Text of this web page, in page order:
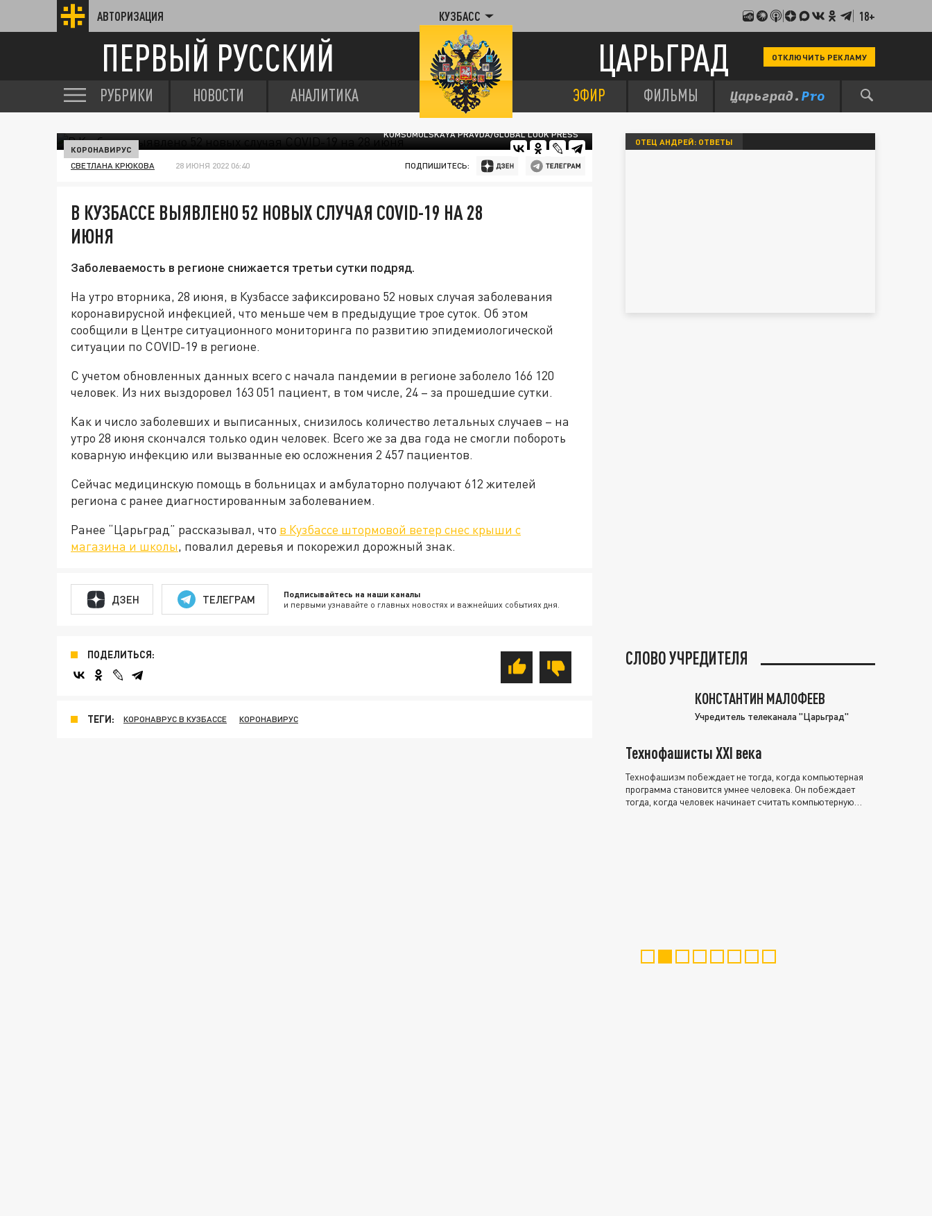
АВТОРИЗАЦИЯ КУЗБАСС 18+
ПЕРВЫЙ РУССКИЙ ЦАРЬГРАД ОТКЛЮЧИТЬ РЕКЛАМУ
РУБРИКИ НОВОСТИ АНАЛИТИКА ЭФИР ФИЛЬМЫ
KOMSOMOLSKAYA PRAVDA/GLOBAL LOOK PRESS
КОРОНАВИРУС
СВЕТЛАНА КРЮКОВА 28 ИЮНЯ 2022 06:40 ПОДПИШИТЕСЬ:
В КУЗБАССЕ ВЫЯВЛЕНО 52 НОВЫХ СЛУЧАЯ COVID-19 НА 28
ИЮНЯ
Заболеваемость в регионе снижается третьи сутки подряд.
На утро вторника, 28 июня, в Кузбассе зафиксировано 52 новых случая заболевания
коронавирусной инфекцией, что меньше чем в предыдущие трое суток. Об этом
сообщили в Центре ситуационного мониторинга по развитию эпидемиологической
ситуации по COVID-19 в регионе.
С учетом обновленных данных всего с начала пандемии в регионе заболело 166 120
человек. Из них выздоровел 163 051 пациент, в том числе, 24 – за прошедшие сутки.
Как и число заболевших и выписанных, снизилось количество летальных случаев – на
утро 28 июня скончался только один человек. Всего же за два года не смогли побороть
коварную инфекцию или вызванные ею осложнения 2 457 пациентов.
Сейчас медицинскую помощь в больницах и амбулаторно получают 612 жителей
региона с ранее диагностированным заболеванием.
Ранее “Царьград” рассказывал, что в Кузбассе штормовой ветер снес крыши с
магазина и школы, повалил деревья и покорежил дорожный знак.
ДЗЕН ТЕЛЕГРАМ Подписывайтесь на наши каналы
и первыми узнавайте о главных новостях и важнейших событиях дня.
ПОДЕЛИТЬСЯ:
ТЕГИ: КОРОНАВРУС В КУЗБАССЕ КОРОНАВИРУС
ОТЕЦ АНДРЕЙ: ОТВЕТЫ
СЛОВО УЧРЕДИТЕЛЯ
КОНСТАНТИН МАЛОФЕЕВ
Учредитель телеканала "Царьград"
Технофашисты XXI века
Технофашизм побеждает не тогда, когда компьютерная
программа становится умнее человека. Он побеждает
тогда, когда человек начинает считать компьютерную